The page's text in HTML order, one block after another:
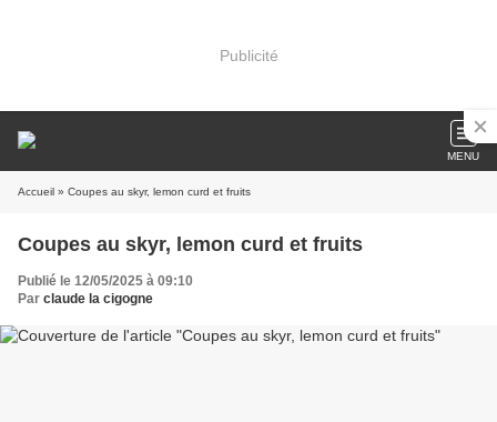
Publicité
MENU
Accueil » Coupes au skyr, lemon curd et fruits
Coupes au skyr, lemon curd et fruits
Publié le 12/05/2025 à 09:10
Par claude la cigogne